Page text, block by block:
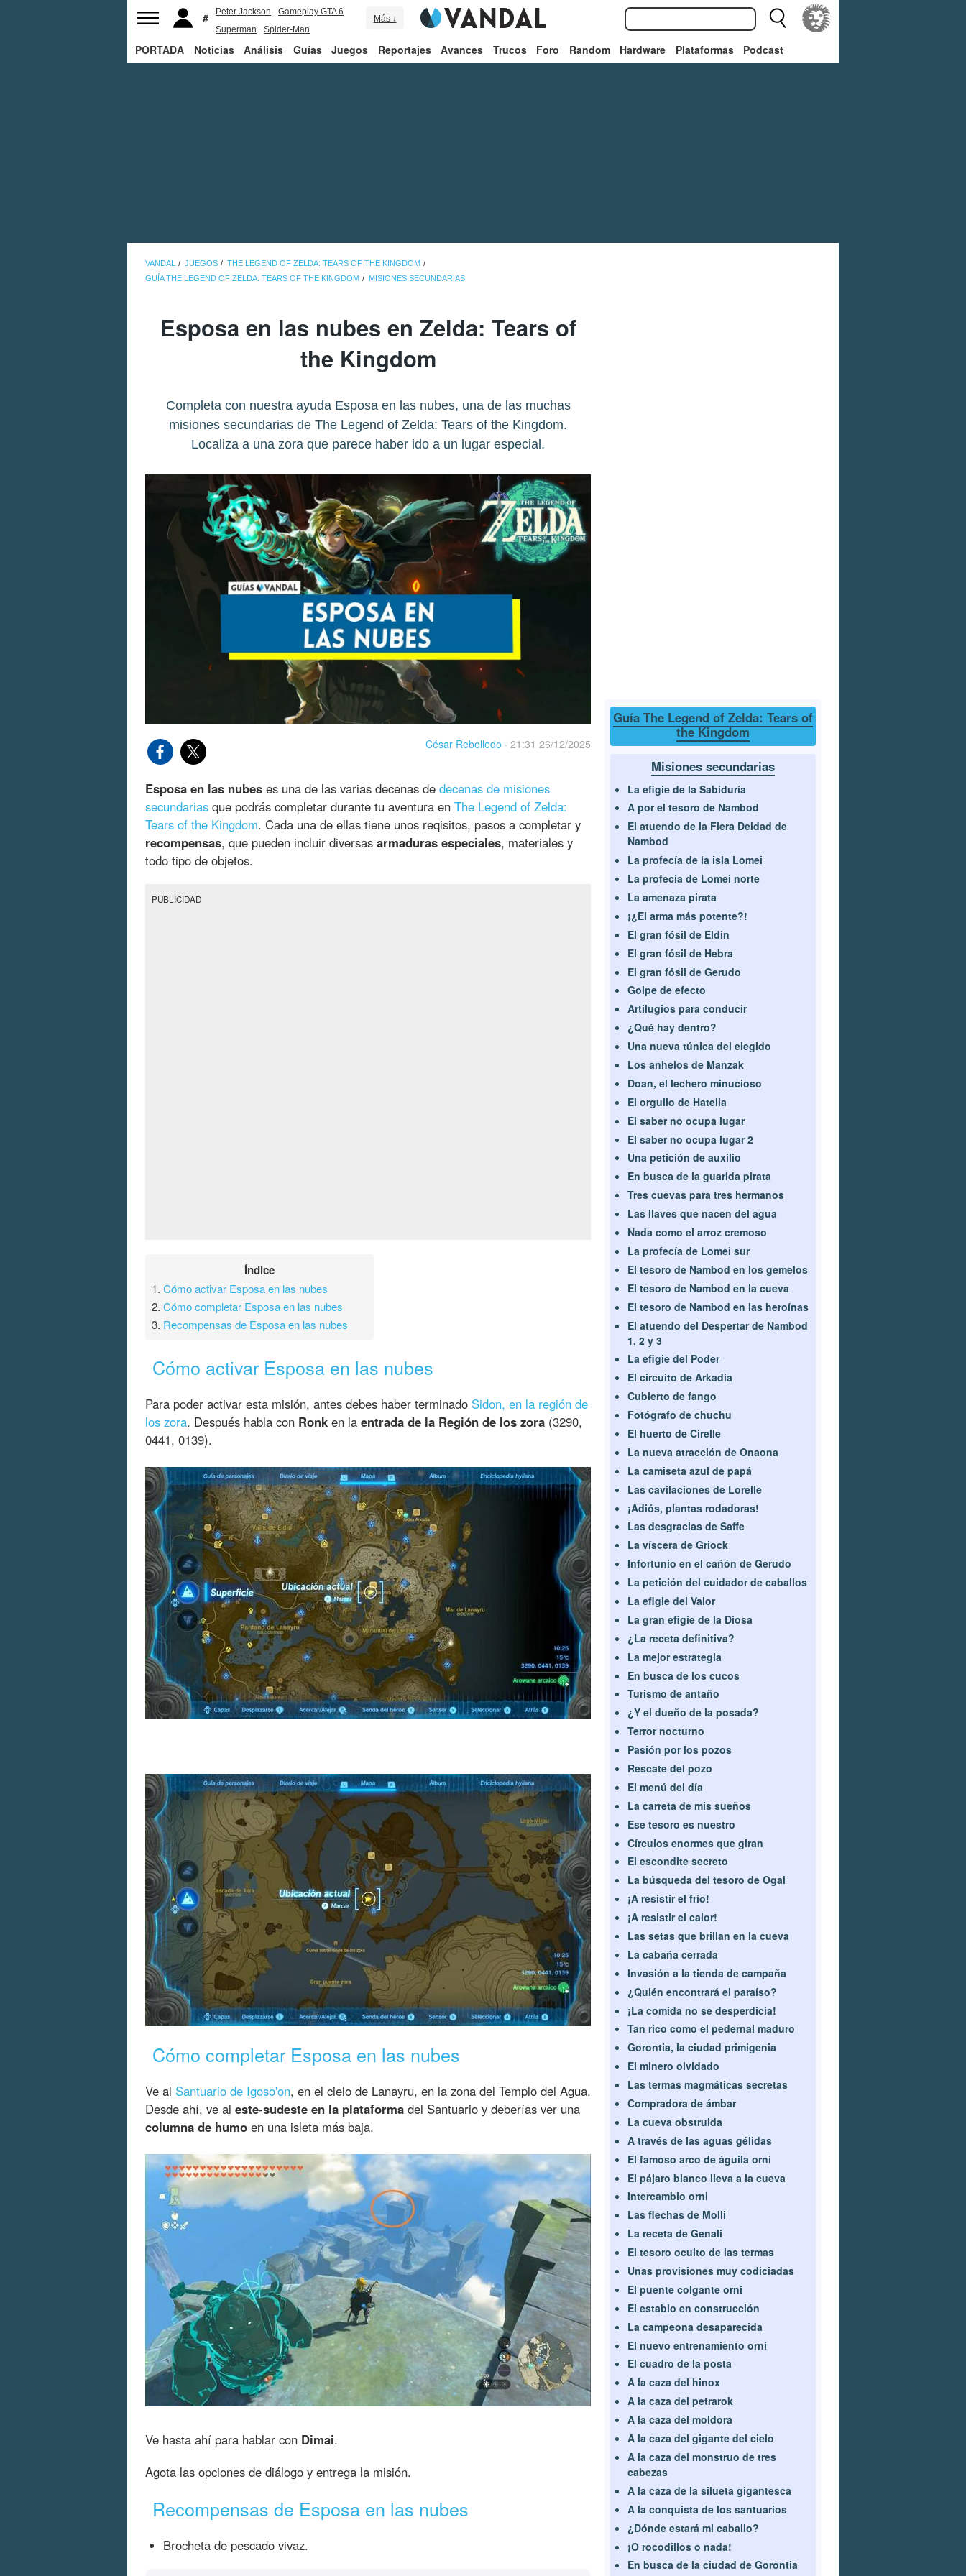
Peter Jackson
Gameplay GTA 6
Superman
Spider-Man
Más ↓
PORTADA Noticias Análisis Guías Juegos Reportajes Avances Trucos Foro Random Hardware Plataformas Podcast
VANDAL JUEGOS
THE LEGEND OF ZELDA: TEARS OF THE KINGDOM
GUÍA THE LEGEND OF ZELDA: TEARS OF THE KINGDOM
MISIONES SECUNDARIAS
Esposa en las nubes en Zelda: Tears of
the Kingdom
Completa con nuestra ayuda Esposa en las nubes, una de las muchas
misiones secundarias de The Legend of Zelda: Tears of the Kingdom.
Localiza a una zora que parece haber ido a un lugar especial.
César Rebolledo · 21:31 26/12/2025
Esposa en las nubes es una de las varias decenas de decenas de misiones
secundarias que podrás completar durante tu aventura en The Legend of Zelda:
Tears of the Kingdom. Cada una de ellas tiene unos reqisitos, pasos a completar y
recompensas, que pueden incluir diversas armaduras especiales, materiales y
todo tipo de objetos.
PUBLICIDAD
Índice
1.Cómo activar Esposa en las nubes
2.Cómo completar Esposa en las nubes
3. Recompensas de Esposa en las nubes
Cómo activar Esposa en las nubes
Para poder activar esta misión, antes debes haber terminado Sidon, en la región de
los zora. Después habla con Ronk en la entrada de la Región de los zora (3290,
0441, 0139).
Cómo completar Esposa en las nubes
Ve al Santuario de Igoso'on, en el cielo de Lanayru, en la zona del Templo del Agua.
Desde ahí, ve al este-sudeste en la plataforma del Santuario y deberías ver una
columna de humo en una isleta más baja.
Ve hasta ahí para hablar con Dimai.
Agota las opciones de diálogo y entrega la misión.
Recompensas de Esposa en las nubes
Brocheta de pescado vivaz.
Guía The Legend of Zelda: Tears of
the Kingdom
Misiones secundarias
La efigie de la Sabiduría
A por el tesoro de Nambod
El atuendo de la Fiera Deidad de
Nambod
La profecía de la isla Lomei
La profecía de Lomei norte
La amenaza pirata
¡¿El arma más potente?!
El gran fósil de Eldin
El gran fósil de Hebra
El gran fósil de Gerudo
Golpe de efecto
Artilugios para conducir
¿Qué hay dentro?
Una nueva túnica del elegido
Los anhelos de Manzak
Doan, el lechero minucioso
El orgullo de Hatelia
El saber no ocupa lugar
El saber no ocupa lugar 2
Una petición de auxilio
En busca de la guarida pirata
Tres cuevas para tres hermanos
Las llaves que nacen del agua
Nada como el arroz cremoso
La profecía de Lomei sur
El tesoro de Nambod en los gemelos
El tesoro de Nambod en la cueva
El tesoro de Nambod en las heroínas
El atuendo del Despertar de Nambod
1, 2 y 3
La efigie del Poder
El circuito de Arkadia
Cubierto de fango
Fotógrafo de chuchu
El huerto de Cirelle
La nueva atracción de Onaona
La camiseta azul de papá
Las cavilaciones de Lorelle
¡Adiós, plantas rodadoras!
Las desgracias de Saffe
La víscera de Griock
Infortunio en el cañón de Gerudo
La petición del cuidador de caballos
La efigie del Valor
La gran efigie de la Diosa
¿La receta definitiva?
La mejor estrategia
En busca de los cucos
Turismo de antaño
¿Y el dueño de la posada?
Terror nocturno
Pasión por los pozos
Rescate del pozo
El menú del día
La carreta de mis sueños
Ese tesoro es nuestro
Círculos enormes que giran
El escondite secreto
La búsqueda del tesoro de Ogal
¡A resistir el frío!
¡A resistir el calor!
Las setas que brillan en la cueva
La cabaña cerrada
Invasión a la tienda de campaña
¿Quién encontrará el paraíso?
¡La comida no se desperdicia!
Tan rico como el pedernal maduro
Gorontia, la ciudad primigenia
El minero olvidado
Las termas magmáticas secretas
Compradora de ámbar
La cueva obstruida
A través de las aguas gélidas
El famoso arco de águila orni
El pájaro blanco lleva a la cueva
Intercambio orni
Las flechas de Molli
La receta de Genali
El tesoro oculto de las termas
Unas provisiones muy codiciadas
El puente colgante orni
El establo en construcción
La campeona desaparecida
El nuevo entrenamiento orni
El cuadro de la posta
A la caza del hinox
A la caza del petrarok
A la caza del moldora
A la caza del gigante del cielo
A la caza del monstruo de tres
cabezas
A la caza de la silueta gigantesca
A la conquista de los santuarios
¿Dónde estará mi caballo?
¡O rocodillos o nada!
En busca de la ciudad de Gorontia